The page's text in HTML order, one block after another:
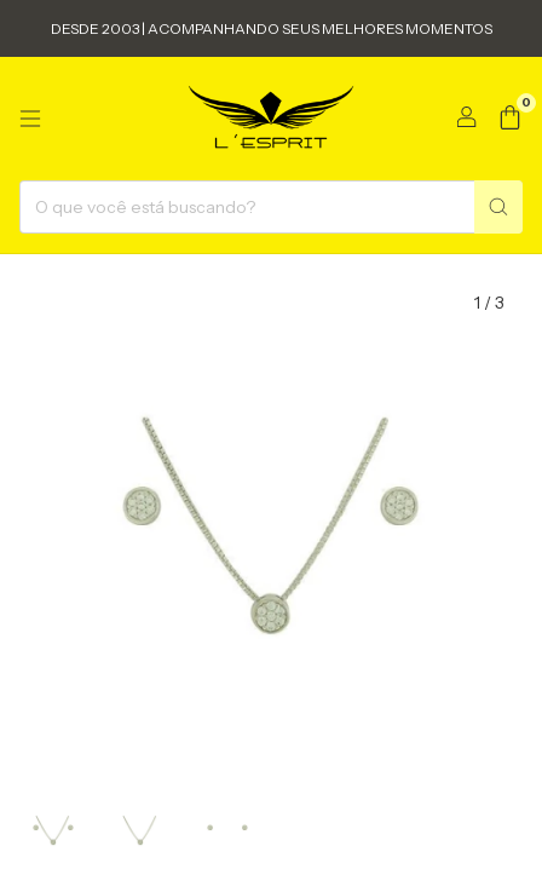
DESDE 2003 | ACOMPANHANDO SEUS MELHORES MOMENTOS
0
1 /3